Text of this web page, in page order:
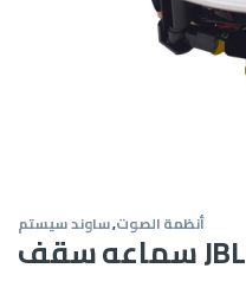
أنظمة الصوت,ساوند سيستم
سماعه سقف JBL